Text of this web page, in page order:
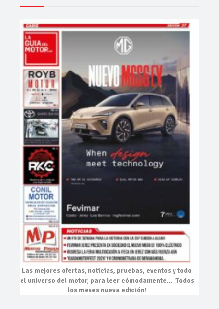
Las mejores ofertas, noticias, pruebas, eventosy todo
el universo del motor, para leer cómodamente… ¡Todos
los meses nueva edición!